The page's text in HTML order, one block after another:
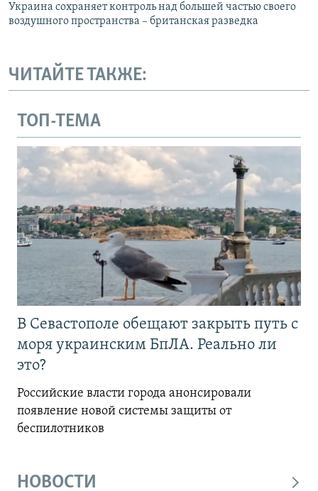
Украина сохраняет контроль над большей частью своего
воздушного пространства – британская разведка
ЧИТАЙТЕ ТАКЖЕ:
ТОП-ТЕМА
В Севастополе обещают закрыть путь с
моря украинским БпЛА. Реально ли
это?
Российские власти города анонсировали
появление новой системы защиты от
беспилотников
НОВОСТИ